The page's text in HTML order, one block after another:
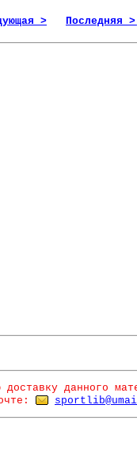
> Последняя >|
данного